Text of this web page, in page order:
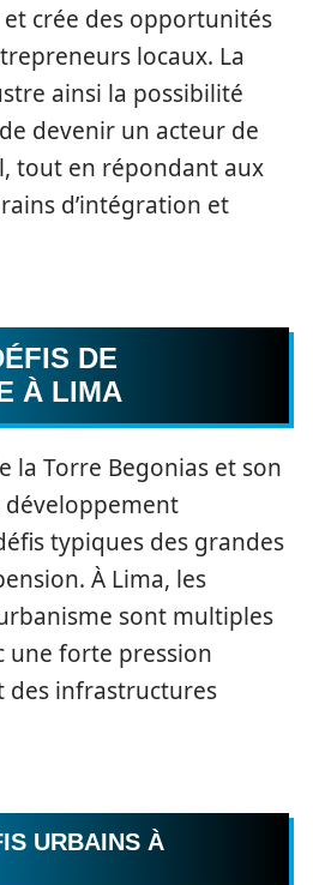
crée des opportunités
locaux. La
ainsi la possibilité
devenir un acteur de
tout en répondant aux
d’intégration et
DE
À LIMA
la Torre Begonias et son
typiques des grandes
À Lima, les
sont multiples
une forte pression
des infrastructures
URBAINS À